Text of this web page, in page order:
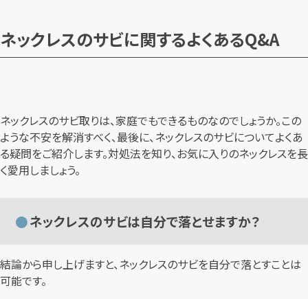
ネックレスのサビに関するよくあるQ&A
ネックレスのサビ取りは、家庭でもできるものなのでしょうか。この
ような不安を解消すべく、最後に、ネックレスのサビについてよくあ
る疑問をご紹介します。対処法を知り、お気に入りのネックレスを長
く愛用しましょう。
ネックレスのサビは自分で落とせますか？
結論から申し上げますと、ネックレスのサビを自分で落とすことは
可能です。